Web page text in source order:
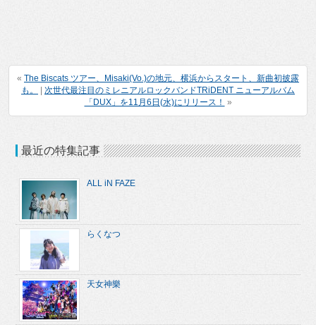
« The Biscats ツアー、Misaki(Vo.)の地元、横浜からスタート、新曲初披露
も。
次世代最注目のミレニアルロックバンドTRiDENT ニューアルバム
「DUX」を11月6日(水)にリリース！ »
最近の特集記事
ALL iN FAZE
らくなつ
天女神樂